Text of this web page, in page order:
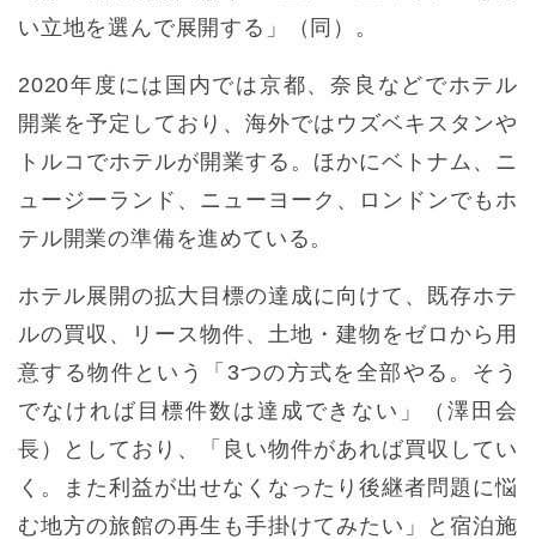
い立地を選んで展開する」（同）。
2020年度には国内では京都、奈良などでホテル
開業を予定しており、海外ではウズベキスタンや
トルコでホテルが開業する。ほかにベトナム、ニ
ュージーランド、ニューヨーク、ロンドンでもホ
テル開業の準備を進めている。
ホテル展開の拡大目標の達成に向けて、既存ホテ
ルの買収、リース物件、土地・建物をゼロから用
意する物件という「3つの方式を全部やる。そう
でなければ目標件数は達成できない」（澤田会
長）としており、「良い物件があれば買収してい
く。また利益が出せなくなったり後継者問題に悩
む地方の旅館の再生も手掛けてみたい」と宿泊施